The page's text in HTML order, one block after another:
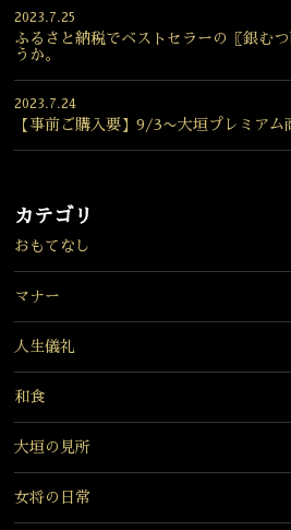
2023.7.25
ふるさと納税でベストセラーの〖銀む
うか。
2023.7.24
【事前ご購入要】9/3〜大垣プレミアム
カテゴリ
おもてなし
マナー
人生儀礼
和食
大垣の見所
女将の日常